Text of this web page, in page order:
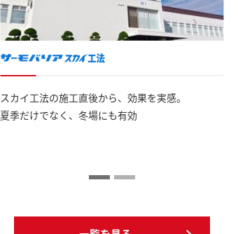
スカイ工法の施工直後から、効果を実感。
夏季だけでなく、冬場にも有効